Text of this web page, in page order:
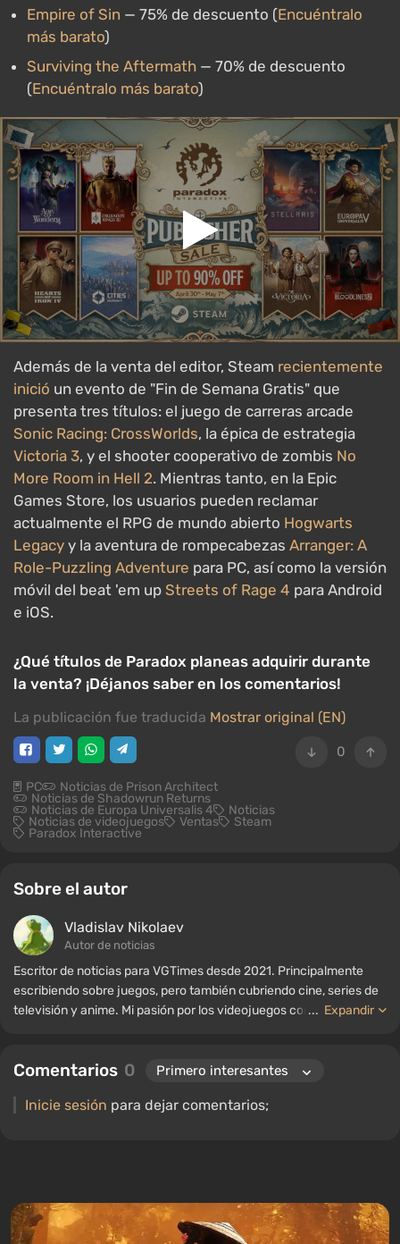
Empire of Sin — 75% de descuento (Encuéntralo
más barato)
Surviving the Aftermath — 70% de descuento
(Encuéntralo más barato)
Además de la venta del editor, Steam recientemente
inició un evento de "Fin de Semana Gratis" que
presenta tres títulos: el juego de carreras arcade
Sonic Racing: CrossWorlds, la épica de estrategia
Victoria 3, y el shooter cooperativo de zombis No
More Room in Hell 2. Mientras tanto, en la Epic
Games Store, los usuarios pueden reclamar
actualmente el RPG de mundo abierto Hogwarts
Legacy y la aventura de rompecabezas Arranger: A
Role-Puzzling Adventure para PC, así como la versión
móvil del beat 'em up Streets of Rage 4 para Android
e iOS.
¿Qué títulos de Paradox planeas adquirir durante
la venta? ¡Déjanos saber en los comentarios!
La publicación fue traducida Mostrar original (EN)
0
PC Noticias de Prison Architect
Noticias de Shadowrun Returns
Noticias de Europa Universalis 4 Noticias
Noticias de videojuegos Ventas Steam
Paradox Interactive
Sobre el autor
Vladislav Nikolaev
Autor de noticias
Escritor de noticias para VGTimes desde 2021. Principalmente
escribiendo sobre juegos, pero también cubriendo cine, series de
televisión y anime. Mi pasión por los videojuegos comenzó a
títulos favoritos de todos los tiempos incluyen Fallout,
... Expandir
Comentarios 0
Inicie sesión para dejar comentarios;